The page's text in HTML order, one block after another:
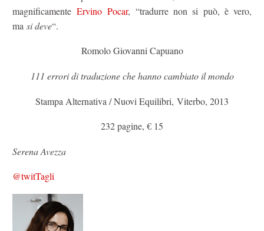
magnificamenteErvino Pocar, “tradurre non si può, è vero,
ma si deve“.
Romolo Giovanni Capuano
111 errori di traduzione che hanno cambiato il mondo
Stampa Alternativa / Nuovi Equilibri, Viterbo, 2013
232 pagine, € 15
Serena Avezza
@twitTagli